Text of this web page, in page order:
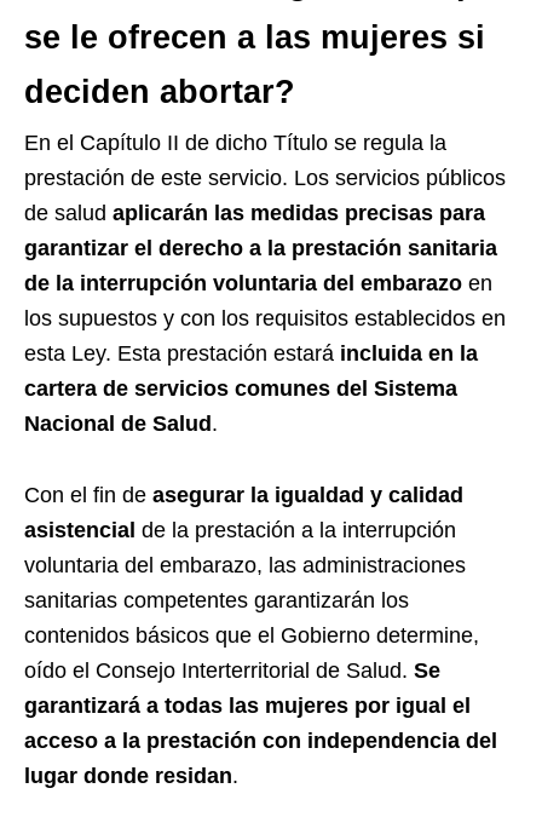
se le ofrecen a las mujeres si
deciden abortar?
En el Capítulo II de dicho Título se regula la
prestación de este servicio. Los servicios públicos
de salud aplicarán las medidas precisas para
garantizar el derecho a la prestación sanitaria
de la interrupción voluntaria del embarazo en
los supuestos y con los requisitos establecidos en
esta Ley. Esta prestación estará incluida en la
cartera de servicios comunes del Sistema
Nacional de Salud.
Con el fin de asegurar la igualdad y calidad
asistencial de la prestación a la interrupción
voluntaria del embarazo, las administraciones
sanitarias competentes garantizarán los
contenidos básicos que el Gobierno determine,
oído el Consejo Interterritorial de Salud. Se
garantizará a todas las mujeres por igual el
acceso a la prestación con independencia del
lugar donde residan.